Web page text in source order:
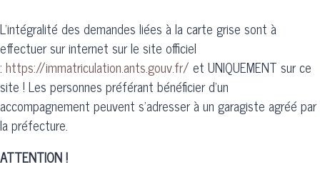
L'intégralité des demandes liées à la carte grise sont à
effectuer sur internet sur le site officiel
: https://immatriculation.ants.gouv.fr/ et UNIQUEMENT sur ce
site ! Les personnes préférant bénéficier d’un
accompagnement peuvent s’adresser à un garagiste agréé par
la préfecture.
ATTENTION !